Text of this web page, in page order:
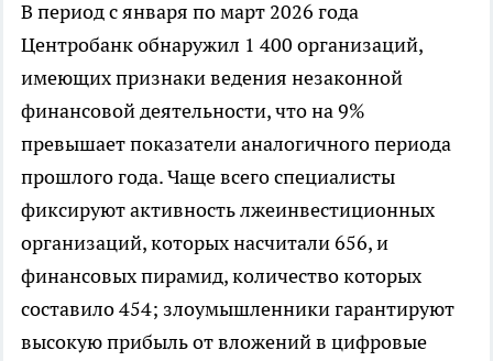
В период с января по март 2026 года
Центробанк обнаружил 1 400 организаций,
имеющих признаки ведения незаконной
финансовой деятельности, что на 9%
превышает показатели аналогичного периода
прошлого года. Чаще всего специалисты
фиксируют активность лжеинвестиционных
организаций, которых насчитали 656, и
финансовых пирамид, количество которых
составило 454; злоумышленники гарантируют
высокую прибыль от вложений в цифровые